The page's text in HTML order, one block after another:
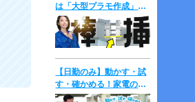
は「大型プラモ作成」⇒
時給2,000円！
【日勤のみ】動かす・試
す・確かめる！家電の性
能テスト♪未経験歓迎！